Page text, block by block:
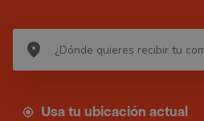
Usa tu ubicación actual